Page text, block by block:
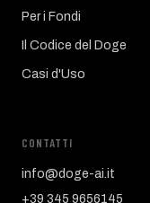
Per i Fondi
Il Codice del Doge
Casi d'Uso
CONTATTI
info@doge-ai.it
+39 345 9656145